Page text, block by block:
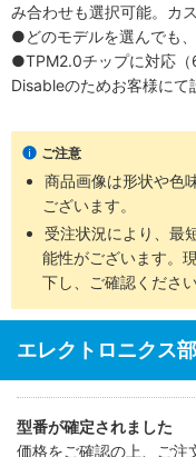
み合わせも選択可能。カ
●どのモデルを選んでも
●TPM2.0チップに対応（
Disableのためお客様にて
ご注意
商品画像は形状や色
ございます。
受注状況により、最
能性がございます。
下し、ご確認ください
エレクトロニクス
型番が確定されました
価格をご確認の上、ご注